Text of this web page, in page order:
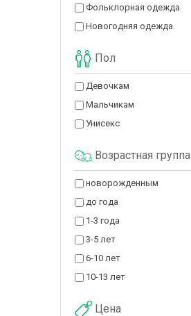
Фольклорная одежда
Новогодняя одежда
Пол
Девочкам
Мальчикам
Унисекс
Возрастная группа
новорожденным
до года
1-3 года
3-5 лет
6-10 лет
10-13 лет
Цена